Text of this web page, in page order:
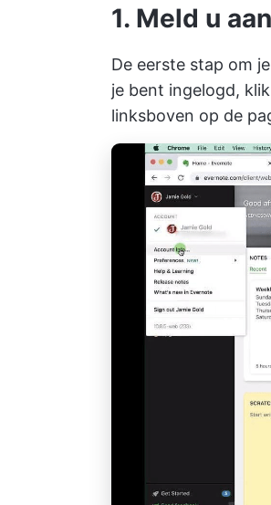
1. Meld u
De eerste stap om
je bent ingelogd,
linksboven op de